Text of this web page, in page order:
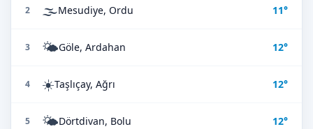
2 🌫️Mesudiye, Ordu 11°
3 🌤️Göle, Ardahan 12°
4 ☀️Taşlıçay, Ağrı 12°
5 🌤️Dörtdivan, Bolu 12°